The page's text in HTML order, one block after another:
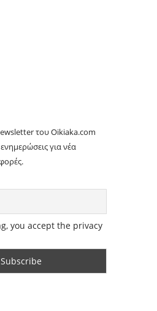
του Oikiaka.com
για νέα
you accept the privacy